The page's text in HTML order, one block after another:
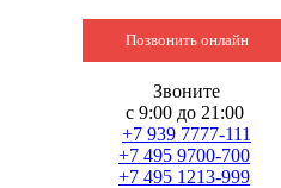
Позвонить онлайн
Звоните
с 9:00 до 21:00
+7 939 7777-111
+7 495 9700-700
+7 495 1213-999